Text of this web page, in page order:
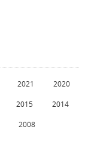
2021 2020
2015 2014
2008